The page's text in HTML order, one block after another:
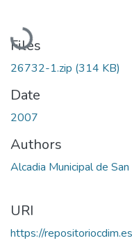
Loading...
Files
26732-1.zip (314 KB)
Date
2007
Authors
Alcadia Municipal de
URI
https://